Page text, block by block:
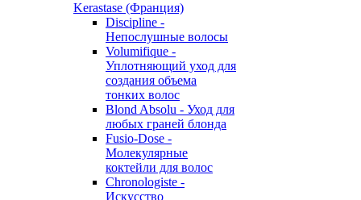
Kerastase (Франция)
Discipline -
Непослушные волосы
Volumifique -
Уплотняющий уход для
создания объема
тонких волос
Blond Absolu - Уход для
любых граней блонда
Fusio-Dose -
Молекулярные
коктейли для волос
Chronologiste -
Искусство